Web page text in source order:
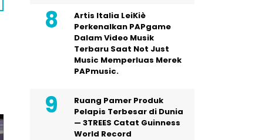
Artis Italia LeiKiè
Perkenalkan PAPgame
Dalam Video Musik
Terbaru Saat Not Just
Music Memperluas Merek
PAPmusic.
Ruang Pamer Produk
Pelapis Terbesar di Dunia
— 3TREES Catat Guinness
World Record